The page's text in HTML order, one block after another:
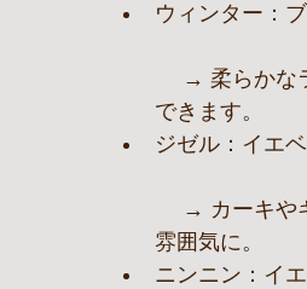
ウィンター：
できます。
ジゼル：イエ
雰囲気に。
ニンニン：イ